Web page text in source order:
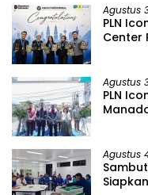
Agustus
PLN
Center
Agustus
PLN
Agustus
Sambut